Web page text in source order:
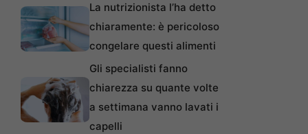
La nutrizionista l’ha detto
chiaramente: è pericoloso
congelare questi alimenti
Gli specialisti fanno
chiarezza su quante volte
a settimana vanno lavati i
capelli